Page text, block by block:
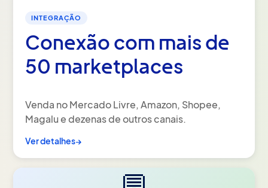
INTEGRAÇÃO
Conexão com mais de
50 marketplaces
Venda no Mercado Livre, Amazon, Shopee,
Magalu e dezenas de outros canais.
Ver detalhes→